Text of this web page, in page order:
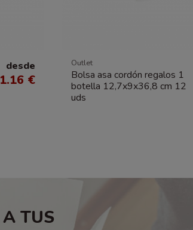
desde
1.16 €
Outlet
Bolsa asa cordón regalos 1
botella 12,7x9x36,8 cm 12
uds
TUS